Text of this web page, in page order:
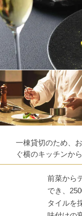
一棟貸切のため、
ぐ横のキッチンから
前菜から
でき、
タイルを